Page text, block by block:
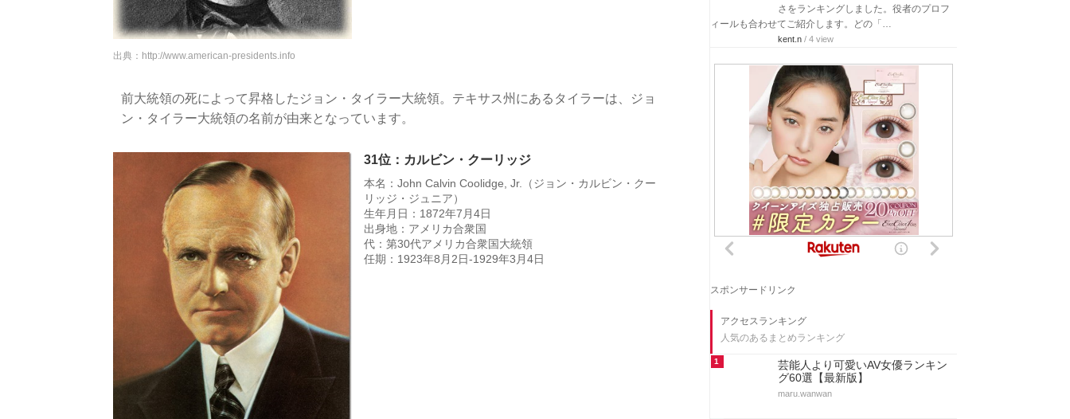
出典： http://www.american-presidents.info
前大統領の死によって昇格したジョン・タイラー大統領。テキサス州にあるタイラーは、ジョ
ン・タイラー大統領の名前が由来となっています。
31位：カルビン・クーリッジ
本名：John Calvin Coolidge, Jr.（ジョン・カルビン・クー
リッジ・ジュニア）
生年月日：1872年7月4日
出身地：アメリカ合衆国
代：第30代アメリカ合衆国大統領
任期：1923年8月2日-1929年3月4日
さをランキングしました。役者のプロフ
ィールも合わせてご紹介します。どの「…
kent.n / 4 view
スポンサードリンク
アクセスランキング
人気のあるまとめランキング
1
芸能人より可愛いAV女優ランキン
グ60選【最新版】
maru.wanwan